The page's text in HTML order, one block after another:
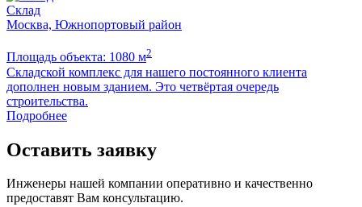
Склад
Москва, Южнопортовый район
Площадь объекта: 1080 м2
Складской комплекс для нашего постоянного клиента
дополнен новым зданием. Это четвёртая очередь
строительства.
Подробнее
Оставить заявку
Инженеры нашей компании оперативно и качественно
предоставят Вам консультацию.